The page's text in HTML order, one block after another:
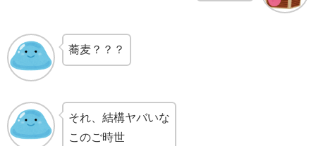
蕎麦？？？
それ、結構ヤバいな
このご時世